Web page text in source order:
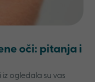
oči: pitanja i
iz ogledala su vas